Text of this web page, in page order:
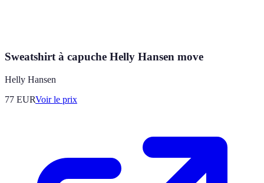
Sweatshirt à capuche Helly Hansen move
Helly Hansen
77 EURVoir le prix